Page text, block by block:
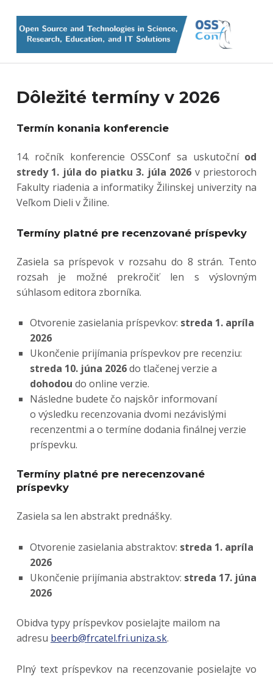
OPEN SOURCE AND TECHNOLOGIES IN SCIENCE, RESEARCH, EDUCATION AND IT SOLUTIONS
T
e
r
m
í
Dôležité termíny v 2026
Termín konania konferencie
14. ročník konferencie OSSConf sa uskutoční od
stredy 1. júla do piatku 3. júla 2026 v priestoroch
Fakulty riadenia a informatiky Žilinskej univerzity na
Veľkom Dieli v Žiline.
Termíny platné pre recenzované príspevky
Zasiela sa príspevok v rozsahu do 8 strán. Tento
rozsah je možné prekročiť len s výslovným
súhlasom editora zborníka.
Otvorenie zasielania príspevkov: streda 1. apríla
2026
Ukončenie prijímania príspevkov pre recenziu:
streda 10. júna 2026do tlačenej verzie a
dohodou do online verzie.
Následne budete čo najskôr informovaní
o výsledku recenzovania dvomi nezávislými
recenzentmi a o termíne dodania finálnej verzie
príspevku.
Termíny platné pre nerecenzované
príspevky
Zasiela sa len abstrakt prednášky.
Otvorenie zasielania abstraktov: streda 1. apríla
2026
Ukončenie prijímania abstraktov: streda 17. júna
2026
Obidva typy príspevkov posielajte mailom na
adresu beerb@frcatel.fri.uniza.sk.
Plný text príspevkov na recenzovanie posielajte vo